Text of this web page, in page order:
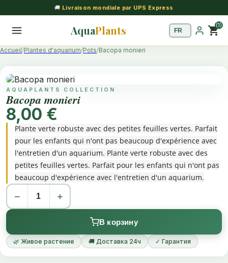
🚚 Livraison mondiale par UPS Express
AquaPlants shopping_cart(1)
Accueil Plantes d'aquarium Pots Bacopa monieri
AQUAPLANTS COLLECTION
Bacopa monieri
8,00 €
Plante verte robuste avec des petites feuilles vertes. Parfait
pour les enfants qui n'ont pas beaucoup d'expérience avec
l'entretien d'un aquarium. Plante verte robuste avec des
petites feuilles vertes. Parfait pour les enfants qui n'ont pas
beaucoup d'expérience avec l'entretien d'un aquarium.
− +
В корзину
🌿 Живое растение 🚚 Доставка 24ч ✓ Гарантия